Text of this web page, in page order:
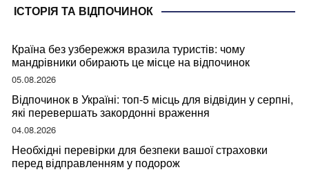
ІСТОРІЯ ТА ВІДПОЧИНОК
Країна без узбережжя вразила туристів: чому
мандрівники обирають це місце на відпочинок
05.08.2026
Відпочинок в Україні: топ-5 місць для відвідин у серпні,
які перевершать закордонні враження
04.08.2026
Необхідні перевірки для безпеки вашої страховки
перед відправленням у подорож